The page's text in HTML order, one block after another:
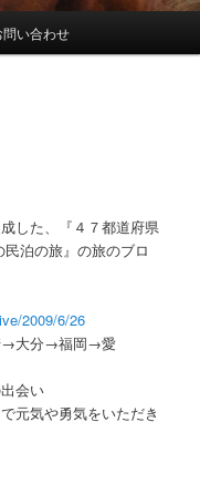
問い合わせ
した、『４７都道府県
泊の旅』の旅のブロ
2009/6/26
大分→福岡→愛
会い
元気や勇気をいただき